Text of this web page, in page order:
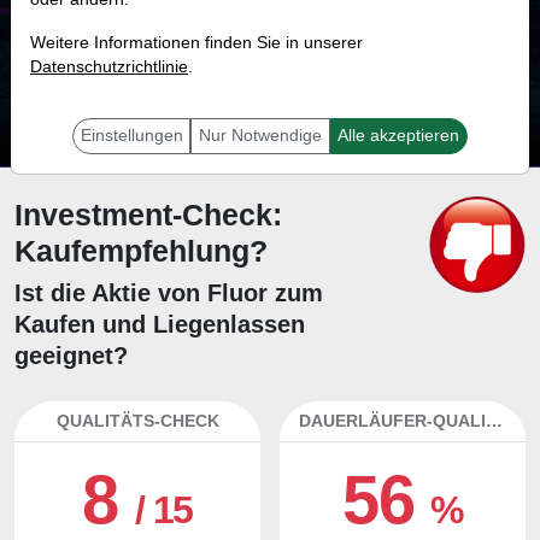
73.0 %
Mit 73.0 % Wahrscheinlichkeit wird selbst der unglücklichst agierende Trader
Investment-Check:
Kaufempfehlung?
Ist die Aktie von Fluor zum
Kaufen und Liegenlassen
geeignet?
QUALITÄTS-CHECK
8/ 15
DAUERLÄUFER-QUALITÄTEN
56%
Weitere Informationen finden Sie in unserer
Datenschutzrichtlinie.
Einstellungen Nur Notwendige Alle akzeptieren